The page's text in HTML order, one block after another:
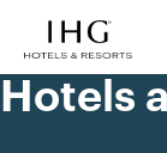
Hotels